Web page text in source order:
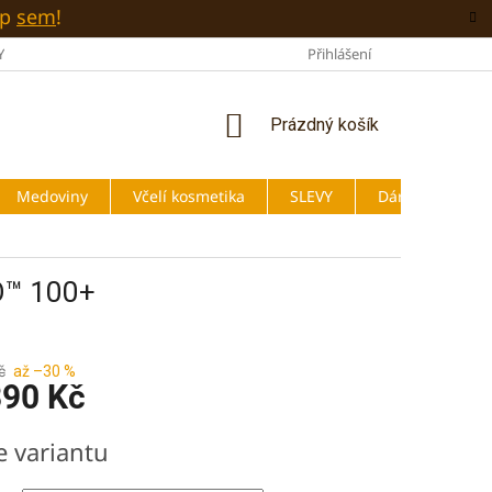
sem!
OBCHODNÍ PODMÍNKY
Přihlášení
NÁKUPNÍ
Prázdný košík
Medoviny Včelí kosmetika SLEVY
Dárky
100+
až –30 %
Kč
variantu